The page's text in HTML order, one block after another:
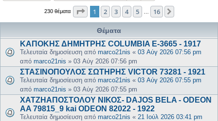
230 θέματα Σελίδα από16
1 2 3 4 5 16
Θέματα
ΚΑΠΟΚΗΣ ΔΗΜΗΤΡΗΣ COLUMBIA E-3665 - 1917
Τελευταία δημοσίευση από marco21nis « 03 Αύγ 2026 07:56 pm
από marco21nis » 03 Αύγ 2026 07:56 pm
ΣΤΑΣΙΝΟΠΟΥΛΟΣ ΣΩΤΗΡΗΣ VICTOR 73281 - 1921
Τελευταία δημοσίευση από marco21nis « 03 Αύγ 2026 07:55 pm
από marco21nis » 03 Αύγ 2026 07:55 pm
ΧΑΤΖΗΑΠΟΣΤΟΛΟΥ ΝΙΚΟΣ- DAJOS BELA - ODEON
AA 79815_9 kai ODEON 82022 - 1922
Τελευταία δημοσίευση από marco21nis « 21 Ιούλ 2026 03:41 pm